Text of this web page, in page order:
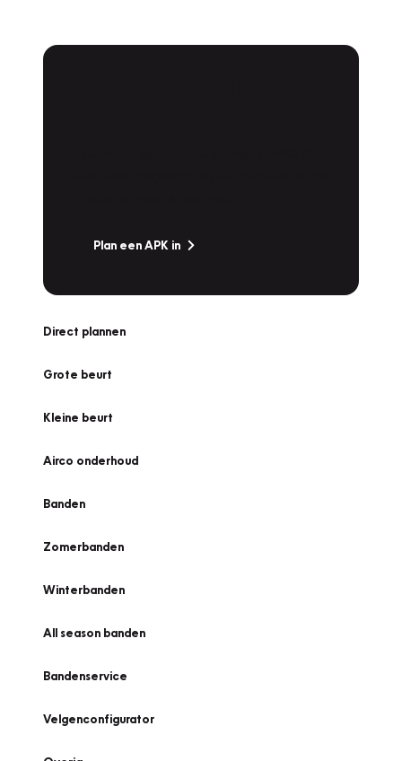
Plan een APK in
Direct plannen
Grote beurt
Kleine beurt
Airco onderhoud
Banden
Zomerbanden
Winterbanden
All season banden
Bandenservice
Velgenconfigurator